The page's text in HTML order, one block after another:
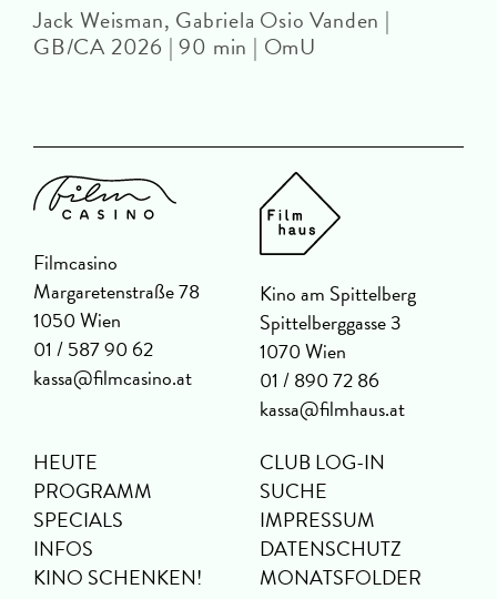
Jack Weisman, Gabriela Osio Vanden |
GB/CA 2026 | 90 min | OmU
Filmcasino
Margaretenstraße 78
1050 Wien
01 / 587 90 62
kassa@filmcasino.at
Kino am Spittelberg
Spittelberggasse 3
1070 Wien
01 / 890 72 86
kassa@filmhaus.at
HEUTE
PROGRAMM
SPECIALS
INFOS
KINO SCHENKEN!
CLUB LOG-IN
SUCHE
IMPRESSUM
DATENSCHUTZ
MONATSFOLDER